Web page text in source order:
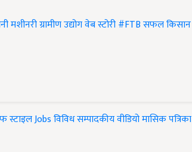
मशीनरीग्रामीण उद्योगवेब स्टोरी#FTBसफल किसान
स्टाइलJobsविविधसम्पादकीयवीडियोमासिक पत्रिका